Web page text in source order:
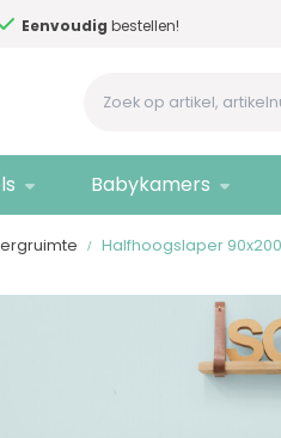
Eenvoudig bestellen!
Babykamers
Halfhoogslaper